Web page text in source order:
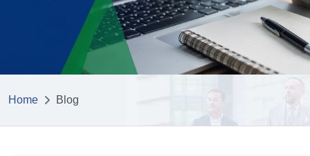
Home Blog